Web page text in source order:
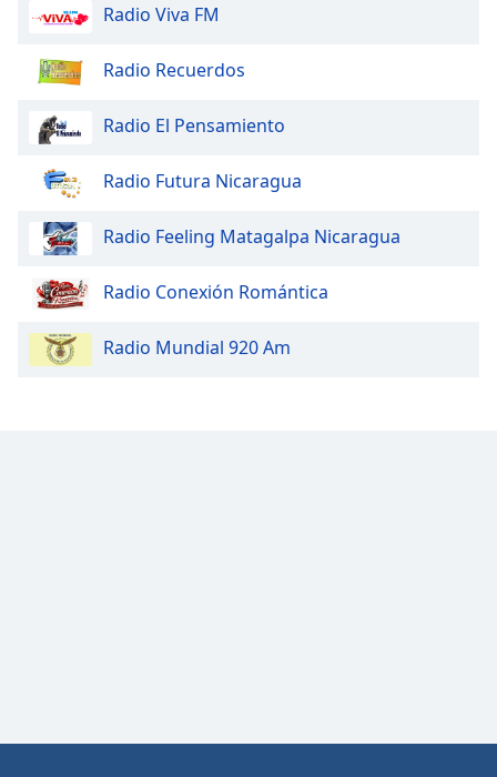
Radio Viva FM
Radio Recuerdos
Radio El Pensamiento
Radio Futura Nicaragua
Radio Feeling Matagalpa Nicaragua
Radio Conexión Romántica
Radio Mundial 920 Am